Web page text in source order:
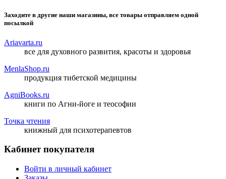
Заходите в другие наши магазины, все товары отправляем одной
посылкой
Ariavarta.ru
все для духовного развития, красоты и здоровья
MenlaShop.ru
продукция тибетской медицины
AgniBooks.ru
книги по Агни-йоге и теософии
Точка чтения
книжный для психотерапевтов
Кабинет покупателя
Войти в личный кабинет